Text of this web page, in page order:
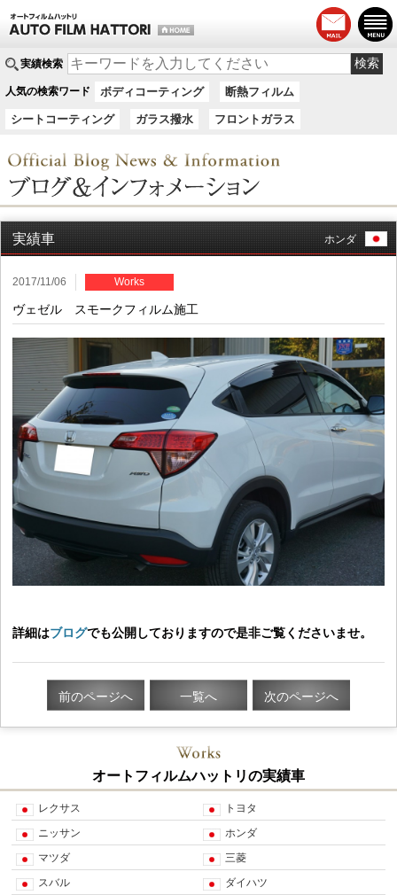
実績検索
人気の検索ワード ボディコーティング 断熱フィルム
シートコーティング ガラス撥水 フロントガラス
実績車 ホンダ
2017/11/06 Works
ヴェゼル スモークフィルム施工
詳細はブログでも公開しておりますので是非ご覧くださいませ。
前のページへ 一覧へ 次のページへ
オートフィルムハットリの実績車
レクサス
トヨタ
ニッサン
ホンダ
マツダ
三菱
スバル
ダイハツ